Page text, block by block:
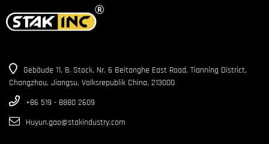
Gebäude 11, 8. Stock, Nr. 6 Beitanghe East Road, Tianning District,
Changzhou, Jiangsu, Volksrepublik China, 213000
+86 519 - 8880 2609
Huyun.gao@stakindustry.com